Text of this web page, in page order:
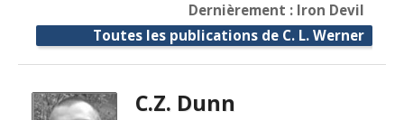
Dernièrement : Iron Devil
Toutes les publications de C. L. Werner
C.Z. Dunn